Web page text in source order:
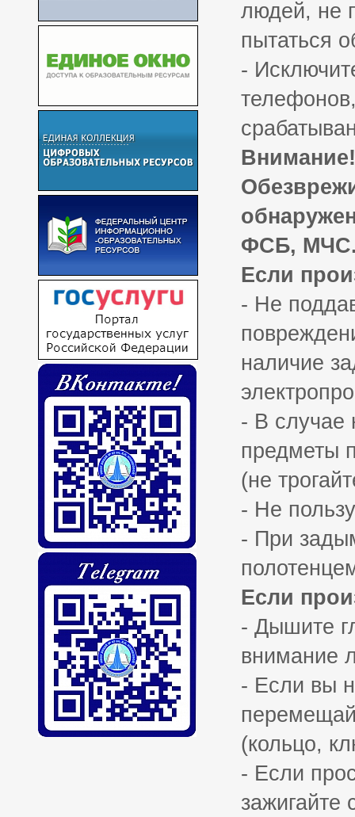
людей, не
пытаться
-
Внимание!
ФСБ,
Если
- Не
наличие
- В случае
предметы
(не
- Не
- При
Если
- Дышите
внимание
- Если вы
(кольцо,
- Если
зажигайте